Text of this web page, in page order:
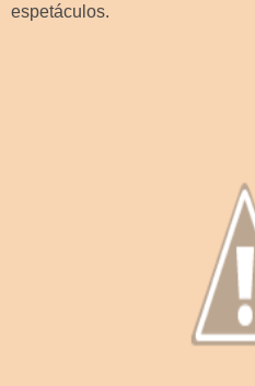
espetáculos.